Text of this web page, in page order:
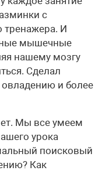
с
тренажера. И
мышечные
нашему мозгу
Сделал
и более
Мы все умеем
урока
поисковый
Как